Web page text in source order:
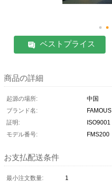
ベストプライス
商品の詳細
起源の場所:
中国
ブランド名:
FAMOUS
証明:
ISO9001
モデル番号:
FMS200
お支払配送条件
最小注文数量:
1